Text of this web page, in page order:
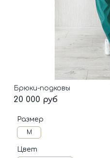
Брюки-подковы
20 000 руб
Размер
M
Цвет